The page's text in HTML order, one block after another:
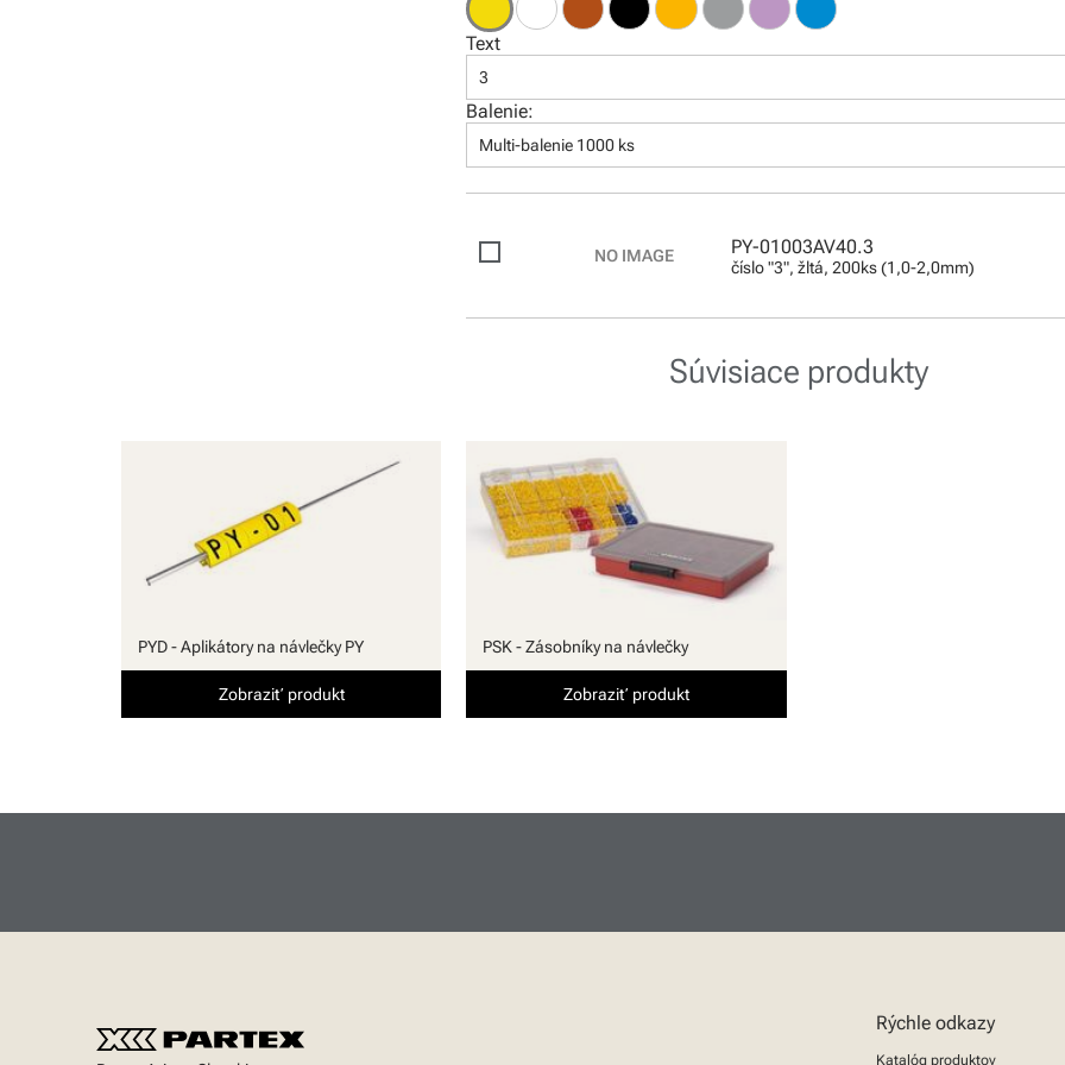
Text
3
Balenie:
Multi-balenie 1000 ks
PY-01003AV40.3
číslo "3", žltá, 200ks (1,0-2,0mm)
Súvisiace produkty
PYD - Aplikátory na návlečky PY
Zobraziť produkt
PSK - Zásobníky na návlečky
Zobraziť produkt
Rýchle odkazy
Katalóg produktov